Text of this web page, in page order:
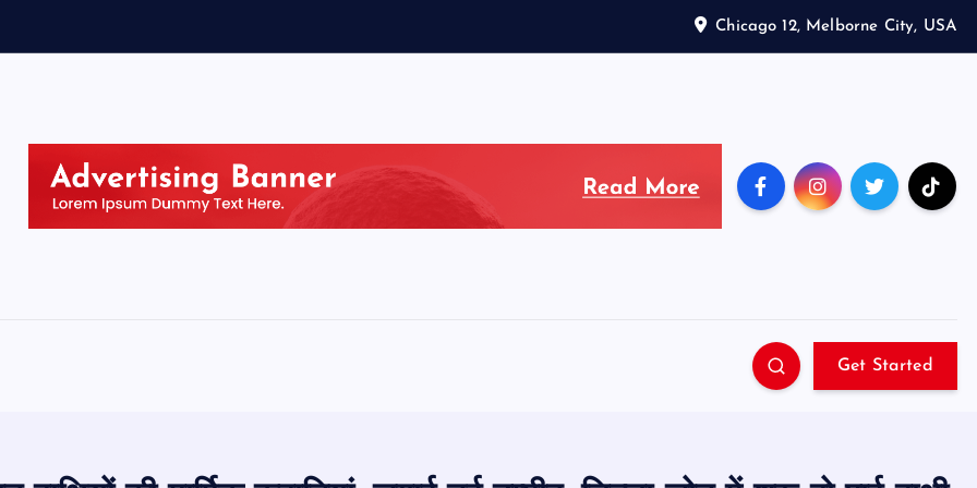
Chicago 12, Melborne City, USA
Get Started